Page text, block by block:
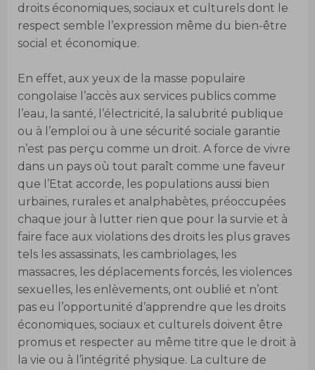
droits économiques, sociaux et culturels dont le
respect semble l’expression même du bien-être
social et économique.
En effet, aux yeux de la masse populaire
congolaise l’accès aux services publics comme
l’eau, la santé, l’électricité, la salubrité publique
ou à l’emploi ou à une sécurité sociale garantie
n’est pas perçu comme un droit. A force de vivre
dans un pays où tout paraît comme une faveur
que l’Etat accorde, les populations aussi bien
urbaines, rurales et analphabètes, préoccupées
chaque jour à lutter rien que pour la survie et à
faire face aux violations des droits les plus graves
tels les assassinats, les cambriolages, les
massacres, les déplacements forcés, les violences
sexuelles, les enlèvements, ont oublié et n’ont
pas eu l’opportunité d’apprendre que les droits
économiques, sociaux et culturels doivent être
promus et respecter au même titre que le droit à
la vie ou à l’intégrité physique. La culture de